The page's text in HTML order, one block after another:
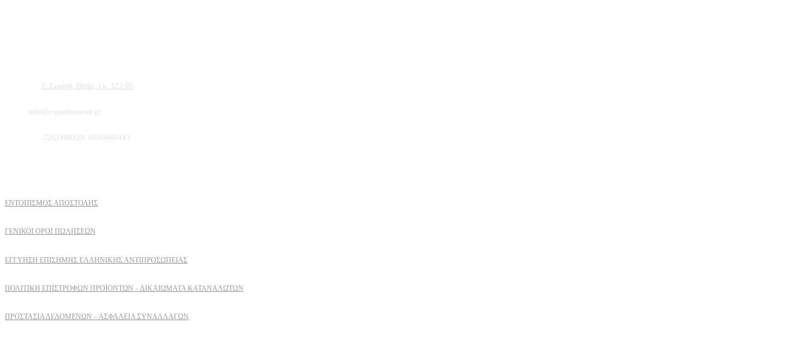
Γ. Σεφέρη, Θήβα, τ.κ. 322 00
info@e-gardenstore.gr
2262400128, 6980840443
ΕΝΤΟΠΙΣΜΟΣ ΑΠΟΣΤΟΛΗΣ
ΓΕΝΙΚΟΙ ΟΡΟΙ ΠΩΛΗΣΕΩΝ
ΕΓΓΎΗΣΗ ΕΠΊΣΗΜΗΣ ΕΛΛΗΝΙΚΉΣ ΑΝΤΙΠΡΟΣΩΠΕΊΑΣ
ΠΟΛΙΤΙΚΉ ΕΠΙΣΤΡΟΦΏΝ ΠΡΟΪΌΝΤΩΝ – ΔΙΚΑΙΏΜΑΤΑ ΚΑΤΑΝΑΛΩΤΏΝ
ΠΡΟΣΤΑΣΊΑ ΔΕΔΟΜΈΝΩΝ – ΑΣΦΆΛΕΙΑ ΣΥΝΑΛΛΑΓΏΝ